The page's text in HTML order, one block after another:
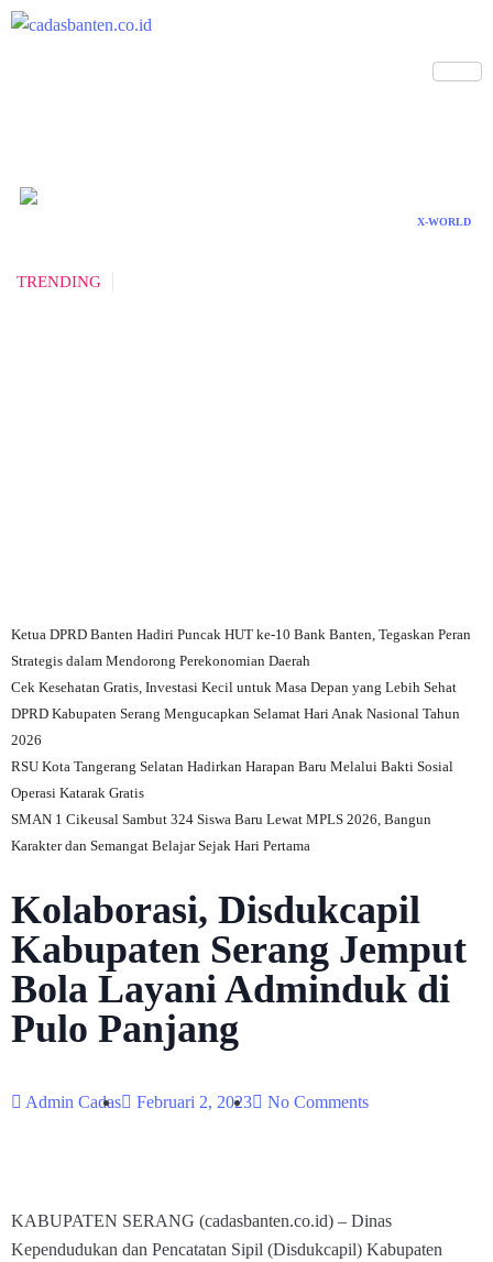
X-WORLD
TRENDING
Ketua DPRD Banten Hadiri Puncak HUT ke-10 Bank Banten, Tegaskan Peran
Strategis dalam Mendorong Perekonomian Daerah
Cek Kesehatan Gratis, Investasi Kecil untuk Masa Depan yang Lebih Sehat
DPRD Kabupaten Serang Mengucapkan Selamat Hari Anak Nasional Tahun
2026
RSU Kota Tangerang Selatan Hadirkan Harapan Baru Melalui Bakti Sosial
Operasi Katarak Gratis
SMAN 1 Cikeusal Sambut 324 Siswa Baru Lewat MPLS 2026, Bangun
Karakter dan Semangat Belajar Sejak Hari Pertama
Kolaborasi, Disdukcapil
Kabupaten Serang Jemput
Bola Layani Adminduk di
Pulo Panjang
Admin Cadas Februari 2, 2023 No Comments
KABUPATEN SERANG (cadasbanten.co.id) – Dinas
Kependudukan dan Pencatatan Sipil (Disdukcapil) Kabupaten